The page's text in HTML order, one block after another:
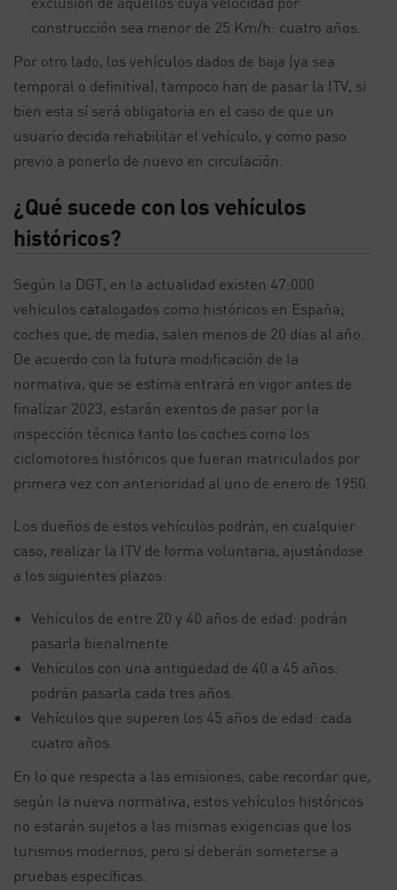
construcción sea menor de 25 Km/h: cuatro años.
Por otro lado, los vehículos dados de baja (ya sea
temporal o definitiva), tampoco han de pasar la ITV, si
bien esta sí será obligatoria en el caso de que un
usuario decida rehabilitar el vehículo, y como paso
previo a ponerlo de nuevo en circulación.
¿Qué sucede con los vehículos
históricos?
Según la DGT, en la actualidad existen 47.000
vehículos catalogados como históricos en España;
coches que, de media, salen menos de 20 días al año.
De acuerdo con la futura modificación de la
normativa, que se estima entrará en vigor antes de
finalizar 2023, estarán exentos de pasar por la
inspección técnica tanto los coches como los
ciclomotores históricos que fueran matriculados por
primera vez con anterioridad al uno de enero de 1950.
Los dueños de estos vehículos podrán, en cualquier
caso, realizar la ITV de forma voluntaria, ajustándose
a los siguientes plazos:
Vehículos de entre 20 y 40 años de edad: podrán
pasarla bienalmente.
Vehículos con una antigüedad de 40 a 45 años:
podrán pasarla cada tres años.
Vehículos que superen los 45 años de edad: cada
cuatro años.
En lo que respecta a las emisiones, cabe recordar que,
según la nueva normativa, estos vehículos históricos
no estarán sujetos a las mismas exigencias que los
turismos modernos, pero sí deberán someterse a
pruebas específicas.